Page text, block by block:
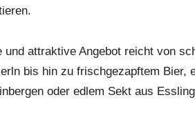
und attraktive Angebot reicht von
bis hin zu frischgezapftem Bier,
oder edlem Sekt aus